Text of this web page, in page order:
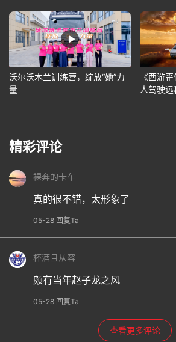
沃尔沃木兰训练营，绽放“她”力
量
《西游
人驾驶
精彩评论
裸奔的卡车
真的很不错，太形象了
05-28 回复Ta
杯酒且从容
颇有当年赵子龙之风
05-28 回复Ta
查看更多评论